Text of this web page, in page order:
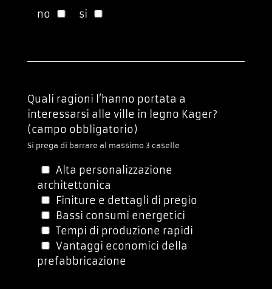
no si
Quali ragioni l’hanno portata a
interessarsi alle ville in legno Kager?
(campo obbligatorio)
Si prega di barrare al massimo 3 caselle
Alta personalizzazione
architettonica
Finiture e dettagli di pregio
Bassi consumi energetici
Tempi di produzione rapidi
Vantaggi economici della
prefabbricazione